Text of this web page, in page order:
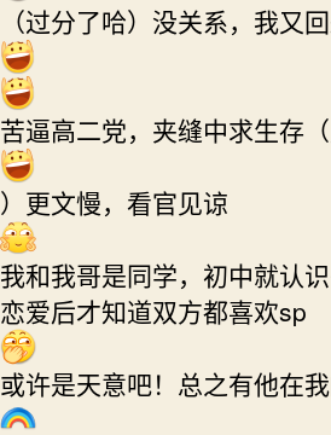
（过分了哈）没关系，我又
苦逼高二党，夹缝中求生存
）更文慢，看官见谅
我和我哥是同学，初中就认
恋爱后才知道双方都喜欢sp
或许是天意吧！总之有他在